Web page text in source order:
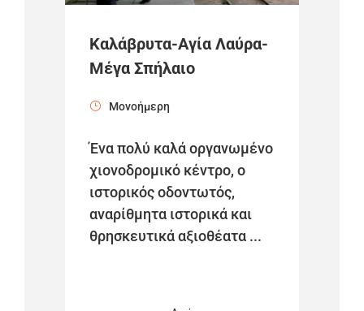
Καλάβρυτα-Αγία Λαύρα-
Μέγα Σπήλαιο
Μονοήμερη
Ένα πολύ καλά οργανωμένο
χιονοδρομικό κέντρο, ο
ιστορικός οδοντωτός,
αναρίθμητα ιστορικά και
θρησκευτικά αξιοθέατα ...